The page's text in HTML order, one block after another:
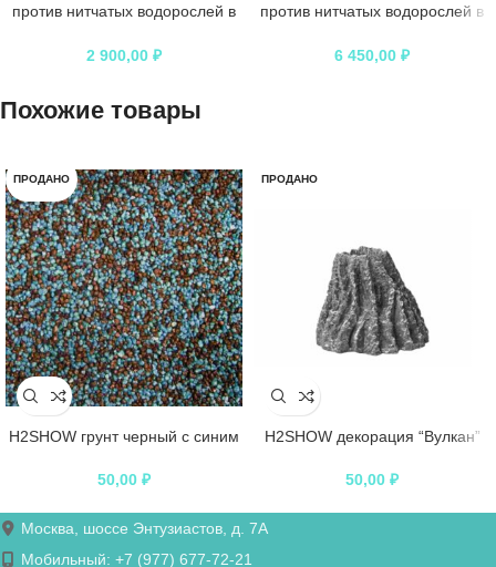
против нитчатых водорослей в
2 900,00 ₽
против нитчатых водорослей в
6 450,00 ₽
Похожие товары
ПРОДАНО
H2SHOW грунт черный с синим
50,00 ₽
ПРОДАНО
H2SHOW декорация “Вулкан”
50,00 ₽
Москва, шоссе Энтузиастов, д. 7А
Мобильный: +7 (977) 677-72-21